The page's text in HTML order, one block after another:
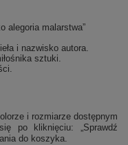
alegoria malarstwa”
i nazwisko autora.
sztuki.
i rozmiarze dostępnym
po kliknięciu: „Sprawdź
do koszyka.